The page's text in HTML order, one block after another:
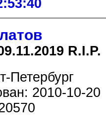
R.I.P.
Петербург
2010-10-20